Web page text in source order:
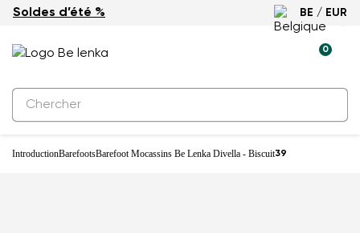
Soldes d’été % BE / EUR
0
IntroductionBarefootsBarefoot Mocassins Be Lenka Divella - Biscuit39
-25%